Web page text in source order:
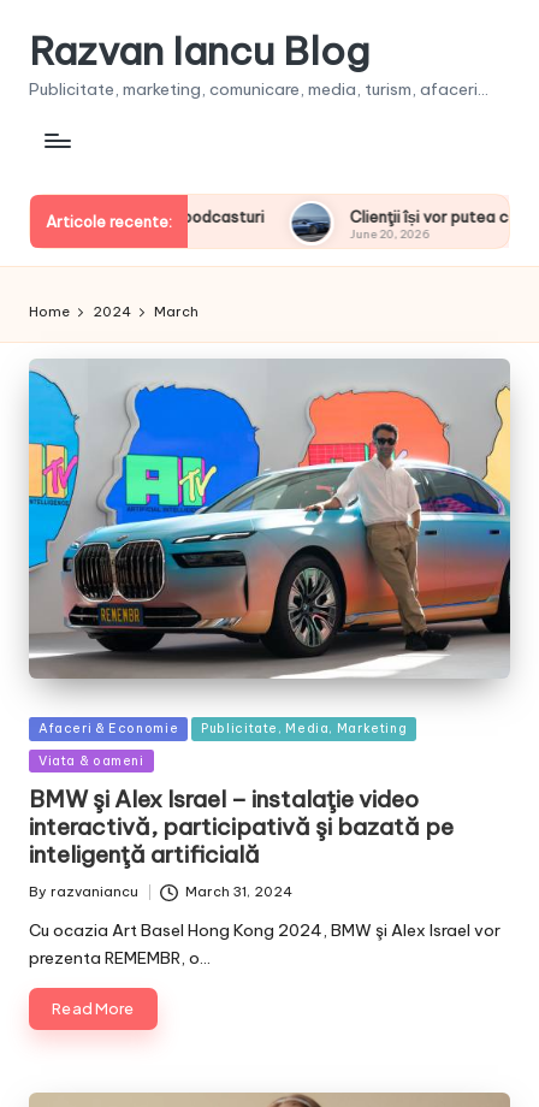
Razvan Iancu Blog
Publicitate, marketing, comunicare, media, turism, afaceri...
Articole recente:
Clienţii își vor putea configura noul BMW i3 50 xDrive First
Home 2024 March
Posted
in
Afaceri & Economie Publicitate, Media, Marketing
Viata & oameni
BMW şi Alex Israel – instalaţie video
interactivă, participativă şi bazată pe
inteligenţă artificială
Posted
By razvaniancu March 31, 2024
Cu ocazia Art Basel Hong Kong 2024, BMW şi Alex Israel vor
prezenta REMEMBR, o…
Read More